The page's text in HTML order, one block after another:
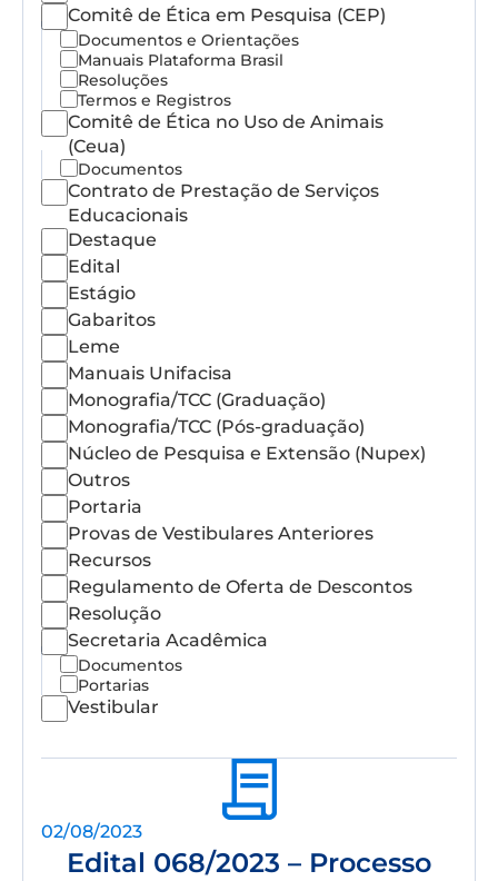
Comitê de Ética em Pesquisa (CEP)
Documentos e Orientações
Manuais Plataforma Brasil
Resoluções
Termos e Registros
Comitê de Ética no Uso de Animais
(Ceua)
Documentos
Contrato de Prestação de Serviços
Educacionais
Destaque
Edital
Estágio
Gabaritos
Leme
Manuais Unifacisa
Monografia/TCC (Graduação)
Monografia/TCC (Pós-graduação)
Núcleo de Pesquisa e Extensão (Nupex)
Outros
Portaria
Provas de Vestibulares Anteriores
Recursos
Regulamento de Oferta de Descontos
Resolução
Secretaria Acadêmica
Documentos
Portarias
Vestibular
02/08/2023
Edital 068/2023 – Processo